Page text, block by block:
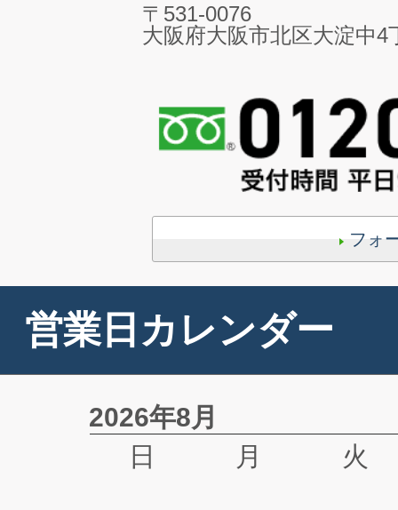
〒531-0076
大阪府大阪市北区大淀中4
フォ
営業日カレンダー
2026年8月
日
月 火